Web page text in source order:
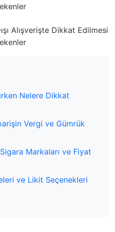
Nelere Dikkat
Vergi ve Gümrük
Markaları ve Fiyat
ve Likit Seçenekleri